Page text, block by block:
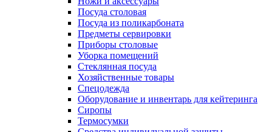
Посуда столовая
Посуда из поликарбоната
Предметы сервировки
Приборы столовые
Уборка помещений
Стеклянная посуда
Хозяйственные товары
Спецодежда
Оборудование и инвентарь для кейтеринга
Сиропы
Термосумки